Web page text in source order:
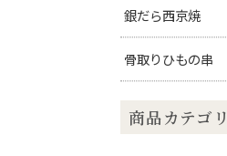
銀だら西京焼
骨取りひもの串
商品カテゴリ